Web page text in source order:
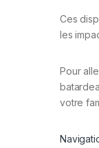
Ces
les
Pour
votre